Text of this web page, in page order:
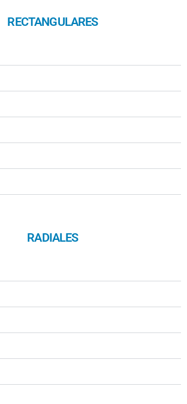
RECTANGULARES
RADIALES